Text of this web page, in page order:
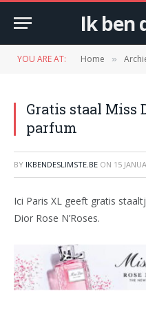
Ik ben
YOU ARE AT: Home »
Gratis staal Miss
parfum
BY IKBENDESLIMSTE.BE ON 15
Ici Paris XL geeft gratis
Dior Rose N’Roses.